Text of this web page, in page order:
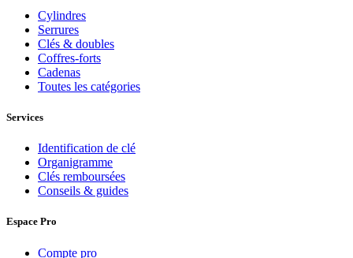
Cylindres
Serrures
Clés & doubles
Coffres-forts
Cadenas
Toutes les catégories
Services
Identification de clé
Organigramme
Clés remboursées
Conseils & guides
Espace Pro
Compte pro